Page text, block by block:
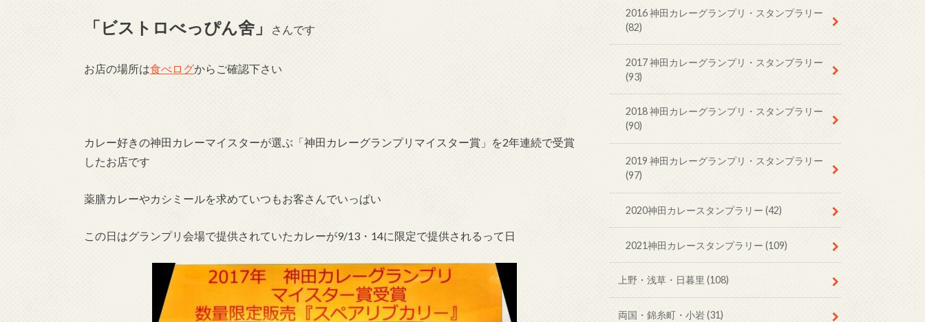
「ビストロべっぴん舍」 さんです
お店の場所は食べログからご確認下さい
カレー好きの神田カレーマイスターが選ぶ「神田カレーグランプリマイスター賞」を2年連続で受賞
したお店です
薬膳カレーやカシミールを求めていつもお客さんでいっぱい
この日はグランプリ会場で提供されていたカレーが9/13・14に限定で提供されるって日
2016 神田カレーグランプリ・スタンプラリー
(82)
2017 神田カレーグランプリ・スタンプラリー
(93)
2018 神田カレーグランプリ・スタンプラリー
(90)
2019 神田カレーグランプリ・スタンプラリー
(97)
2020神田カレースタンプラリー(42)
2021神田カレースタンプラリー(109)
上野・浅草・日暮里 (108)
両国・錦糸町・小岩(31)